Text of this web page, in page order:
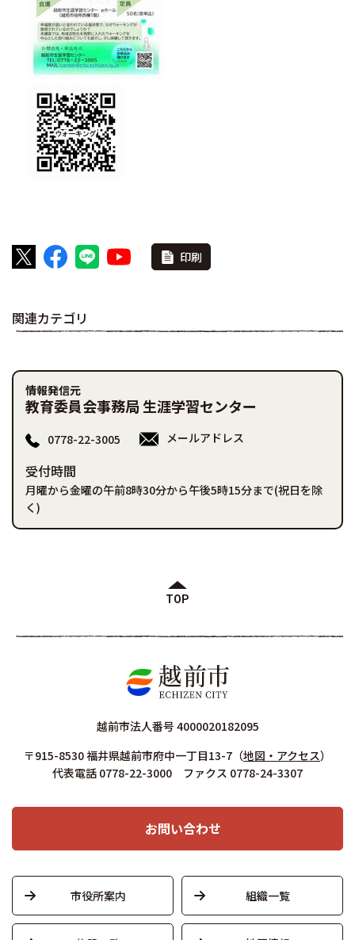
印刷
関連カテゴリ
情報発信元
教育委員会事務局 生涯学習センター
0778-22-3005 メールアドレス
受付時間
月曜から金曜の午前8時30分から午後5時15分まで(祝日を除
く)
TOP
越前市法人番号 4000020182095
〒915-8530 福井県越前市府中一丁目13-7 （地図・アクセス）
代表電話 0778-22-3000 ファクス 0778-24-3307
お問い合わせ
市役所案内 組織一覧